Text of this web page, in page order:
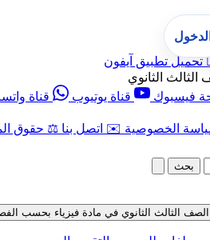
تحميل تطبيق آيفون
الثالث الثانوي
فيسبوك قناة يوتيوب
قناة
الخصوصية ✉️ اتصل بنا ⚖️ حقوق
بحث
الثالث الثانوي في مادة فيزياء بحسب الفصل